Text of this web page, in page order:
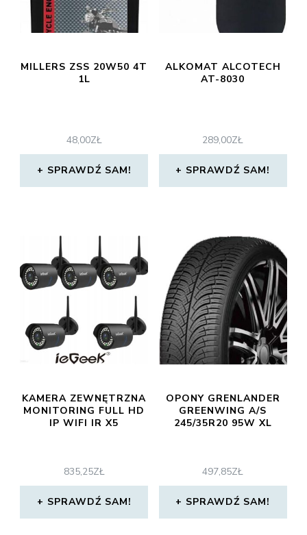
MILLERS ZSS 20W50 4T
1L
48,00ZŁ
SPRAWDŹ SAM!
ALKOMAT ALCOTECH
AT-8030
289,00ZŁ
SPRAWDŹ SAM!
KAMERA ZEWNĘTRZNA
MONITORING FULL HD
IP WIFI IR X5
835,25ZŁ
SPRAWDŹ SAM!
OPONY GRENLANDER
GREENWING A/S
245/35R20 95W XL
497,85ZŁ
SPRAWDŹ SAM!